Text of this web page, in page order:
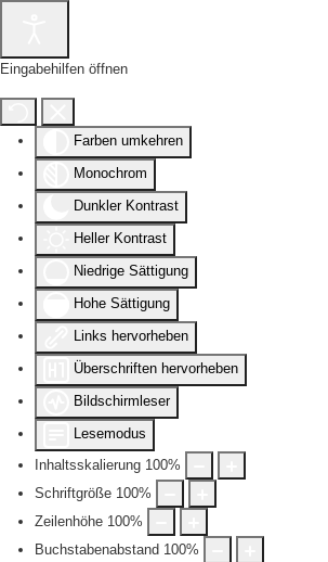
Eingabehilfen öffnen
Farben umkehren
Monochrom
Dunkler Kontrast
Heller Kontrast
Niedrige Sättigung
Hohe Sättigung
Links hervorheben
Überschriften hervorheben
Bildschirmleser
Lesemodus
Inhaltsskalierung 100%
Schriftgröße 100%
Zeilenhöhe 100%
Buchstabenabstand 100%